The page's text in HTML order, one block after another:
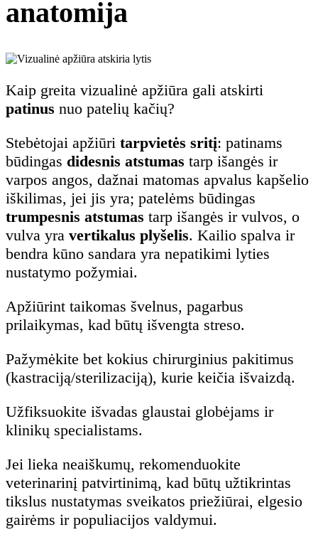
anatomija
Kaip greita vizualinė apžiūra gali atskirti
patinus nuo patelių kačių?
Stebėtojai apžiūri tarpvietės sritį: patinams
būdingas didesnis atstumas tarp išangės ir
varpos angos, dažnai matomas apvalus kapšelio
iškilimas, jei jis yra; patelėms būdingas
trumpesnis atstumas tarp išangės ir vulvos, o
vulva yra vertikalus plyšelis. Kailio spalva ir
bendra kūno sandara yra nepatikimi lyties
nustatymo požymiai.
Apžiūrint taikomas švelnus, pagarbus
prilaikymas, kad būtų išvengta streso.
Pažymėkite bet kokius chirurginius pakitimus
(kastraciją/sterilizaciją), kurie keičia išvaizdą.
Užfiksuokite išvadas glaustai globėjams ir
klinikų specialistams.
Jei lieka neaiškumų, rekomenduokite
veterinarinį patvirtinimą, kad būtų užtikrintas
tikslus nustatymas sveikatos priežiūrai, elgesio
gairėms ir populiacijos valdymui.